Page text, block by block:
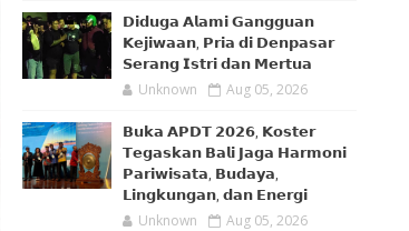
𝗗𝗶𝗱𝘂𝗴𝗮 𝗔𝗹𝗮𝗺𝗶 𝗚𝗮𝗻𝗴𝗴𝘂𝗮𝗻
𝗞𝗲𝗷𝗶𝘄𝗮𝗮𝗻, 𝗣𝗿𝗶𝗮 𝗱𝗶 𝗗𝗲𝗻𝗽𝗮𝘀𝗮𝗿
𝗦𝗲𝗿𝗮𝗻𝗴 𝗜𝘀𝘁𝗿𝗶 𝗱𝗮𝗻 𝗠𝗲𝗿𝘁𝘂𝗮
Unknown Aug 05, 2026
𝗕𝘂𝗸𝗮 𝗔𝗣𝗗𝗧 𝟮𝟬𝟮𝟲, 𝗞𝗼𝘀𝘁𝗲𝗿
𝗧𝗲𝗴𝗮𝘀𝗸𝗮𝗻 𝗕𝗮𝗹𝗶 𝗝𝗮𝗴𝗮 𝗛𝗮𝗿𝗺𝗼𝗻𝗶
𝗣𝗮𝗿𝗶𝘄𝗶𝘀𝗮𝘁𝗮, 𝗕𝘂𝗱𝗮𝘆𝗮,
𝗟𝗶𝗻𝗴𝗸𝘂𝗻𝗴𝗮𝗻, 𝗱𝗮𝗻 𝗘𝗻𝗲𝗿𝗴𝗶
Unknown Aug 05, 2026